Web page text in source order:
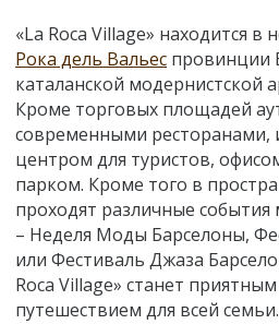
«La Roca Village» находится
Рока дель Вальес провинции
каталанской модернистской
Кроме торговых площадей
современными
центром для туристов,
парком. Кроме того в
проходят различные
– Неделя Моды Барселоны,
или Фестиваль Джаза
Roca Village» станет
путешествием для всей семьи.